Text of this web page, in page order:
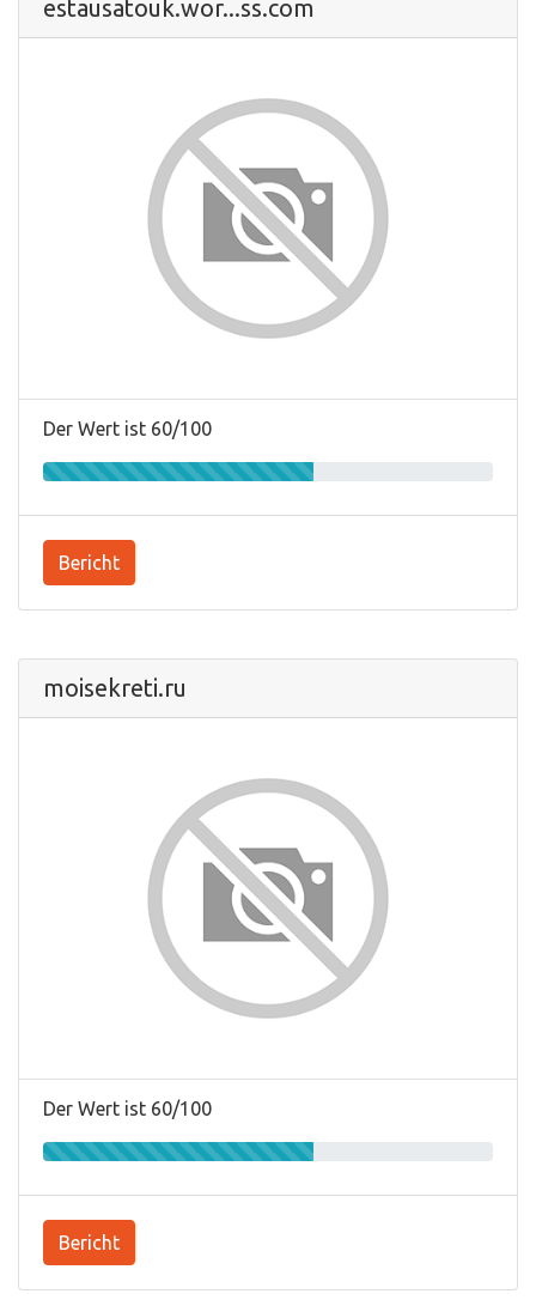
estausatouk.wor...ss.com
Der Wert ist 60/100
Bericht
moisekreti.ru
Der Wert ist 60/100
Bericht